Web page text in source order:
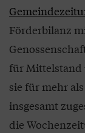
Förderbilanz
für Mittelstand
sie für mehr
insgesamt
die